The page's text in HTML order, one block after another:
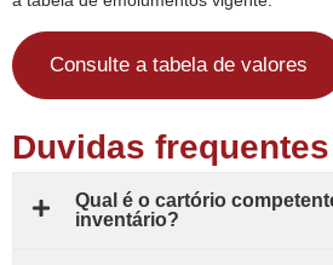
Consulte a tabela de valores
Duvidas frequentes
Qual é o cartório
inventário?